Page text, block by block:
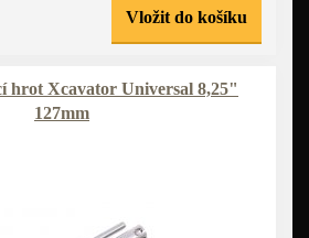
Vložit do košíku
hrot Xcavator Universal 8,25"
127mm